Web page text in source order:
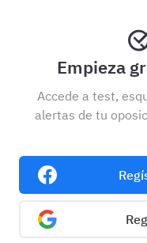
Empieza
Accede a test,
alertas de tu